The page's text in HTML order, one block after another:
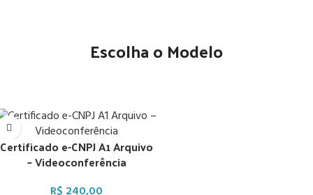
Escolha o Modelo
Certificado e-CNPJ A1 Arquivo
– Videoconferência